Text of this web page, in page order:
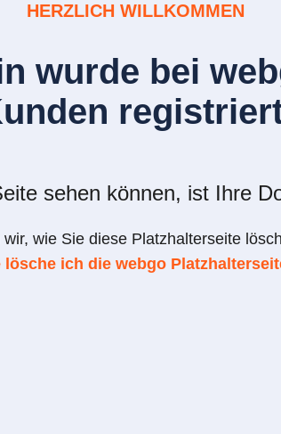
HERZLICH WILLKOMMEN
wurde bei
sehen können, ist Ihre
wie Sie diese Platzhalterseite
lösche ich die webgo